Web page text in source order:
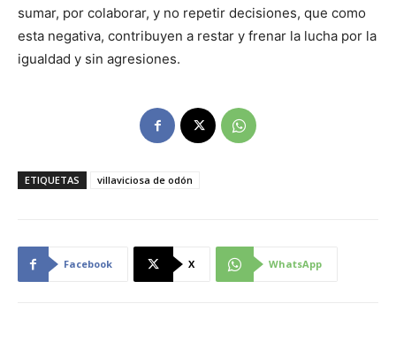
sumar, por colaborar, y no repetir decisiones, que como
esta negativa, contribuyen a restar y frenar la lucha por la
igualdad y sin agresiones.
ETIQUETAS villaviciosa de odón
Facebook X WhatsApp